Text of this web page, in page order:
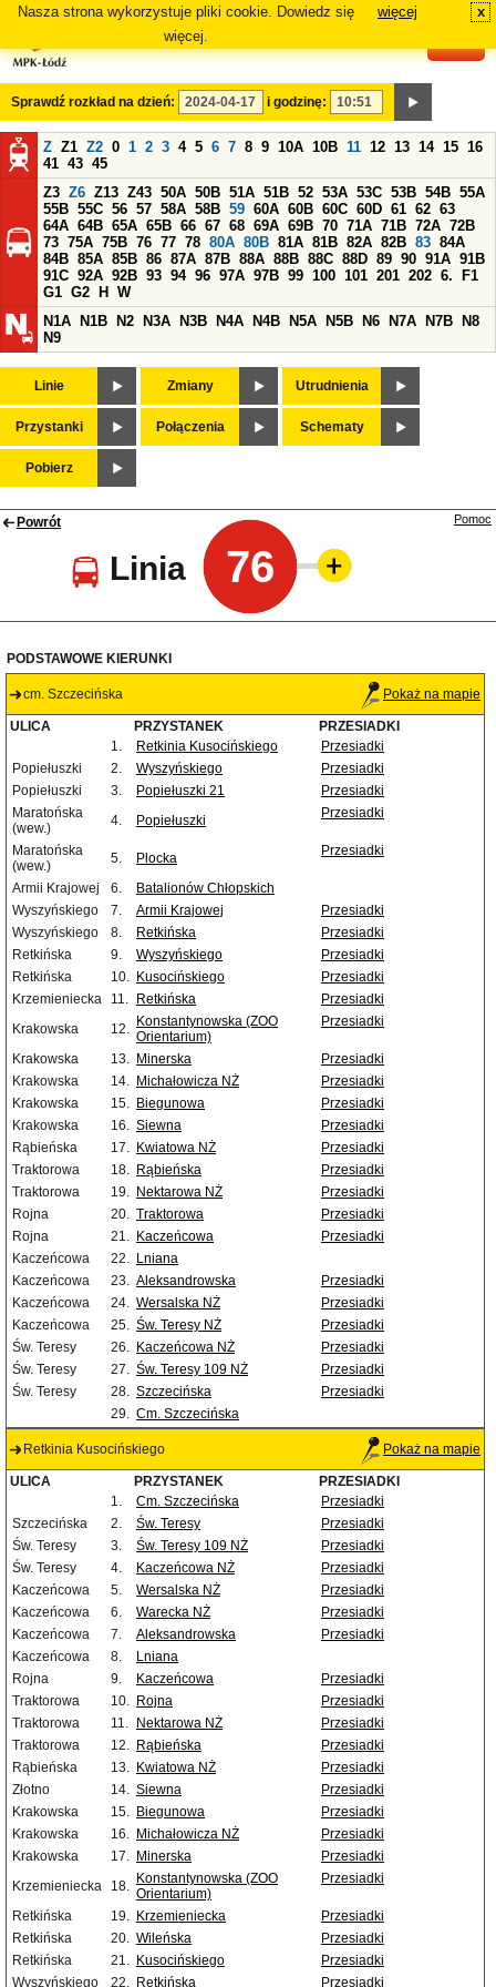
Nasza strona wykorzystuje pliki cookie. Dowiedz się
więcej.
więcej x
Sprawdź rozkład na dzień: i godzinę:
Z Z1 Z2 0 1 2 3 4 5 6 7 8 9 10A 10B 11 12 13 14 15 16
41 43 45
Z3 Z6 Z13 Z43 50A 50B 51A 51B 52 53A 53C 53B 54B 55A
55B 55C 56 57 58A 58B 59 60A 60B 60C 60D 61 62 63
64A 64B 65A 65B 66 67 68 69A 69B 70 71A 71B 72A 72B
73 75A 75B 76 77 78 80A 80B 81A 81B 82A 82B 83 84A
84B 85A 85B 86 87A 87B 88A 88B 88C 88D 89 90 91A 91B
91C 92A 92B 93 94 96 97A 97B 99 100 101 201 202 6.
F1
G1 G2 H
W
N1A
N1B N2 N3A N3B N4A N4B N5A N5B N6 N7A N7B
N8
N9
Linie Zmiany Utrudnienia
Przystanki Połączenia Schematy
Pobierz
Powrót
Linia 76
Pomoc
PODSTAWOWE KIERUNKI
cm. Szczecińska Pokaż na mapie
ULICA PRZYSTANEK
PRZESIADKI
1.
Retkinia Kusocińskiego
Przesiadki
Popiełuszki
2. Wyszyńskiego
Przesiadki
Popiełuszki
3. Popiełuszki 21
Przesiadki
Maratońska
(wew.)
4. Popiełuszki Przesiadki
Maratońska
(wew.)
5. Plocka Przesiadki
Armii Krajowej 6.
Batalionów Chłopskich
Wyszyńskiego
7. Armii Krajowej
Przesiadki
Wyszyńskiego
8. Retkińska
Przesiadki
Retkińska
9. Wyszyńskiego
Przesiadki
Retkińska
10. Kusocińskiego
Przesiadki
Krzemieniecka
11. Retkińska
Przesiadki
Krakowska
12. Konstantynowska (ZOO
Orientarium)
Przesiadki
Krakowska 13. Minerska
Przesiadki
Krakowska
14. Michałowicza NŻ
Przesiadki
Krakowska
15. Biegunowa
Przesiadki
Krakowska
16. Siewna
Przesiadki
Rąbieńska
17. Kwiatowa NŻ
Przesiadki
Traktorowa
18. Rąbieńska
Przesiadki
Traktorowa
19. Nektarowa NŻ
Przesiadki
Rojna
20. Traktorowa
Przesiadki
Rojna
21. Kaczeńcowa
Przesiadki
Kaczeńcowa
22. Lniana
Kaczeńcowa
23. Aleksandrowska
Przesiadki
Kaczeńcowa
24. Wersalska NŻ
Przesiadki
Kaczeńcowa
25. Św. Teresy NŻ
Przesiadki
Św. Teresy
26. Kaczeńcowa NŻ
Przesiadki
Św. Teresy
27. Św. Teresy 109 NŻ
Przesiadki
Św. Teresy
28. Szczecińska
Przesiadki
29. Cm. Szczecińska
Retkinia Kusocińskiego Pokaż na mapie
ULICA PRZYSTANEK
PRZESIADKI
1.
Cm. Szczecińska
Przesiadki
Szczecińska
2. Św. Teresy
Przesiadki
Św. Teresy
3. Św. Teresy 109 NŻ
Przesiadki
Św. Teresy
4. Kaczeńcowa NŻ
Przesiadki
Kaczeńcowa
5. Wersalska NŻ
Przesiadki
Kaczeńcowa
6. Warecka NŻ
Przesiadki
Kaczeńcowa
7. Aleksandrowska
Przesiadki
Kaczeńcowa
8.
Lniana
Rojna
9. Kaczeńcowa
Przesiadki
Traktorowa
10. Rojna
Przesiadki
Traktorowa
11. Nektarowa NŻ
Przesiadki
Traktorowa
12. Rąbieńska
Przesiadki
Rąbieńska
13. Kwiatowa NŻ
Przesiadki
Złotno
14. Siewna
Przesiadki
Krakowska
15. Biegunowa
Przesiadki
Krakowska
16. Michałowicza NŻ
Przesiadki
Krakowska
17. Minerska
Przesiadki
Krzemieniecka
18. Konstantynowska (ZOO
Orientarium)
Przesiadki
Retkińska 19. Krzemieniecka
Przesiadki
Retkińska
20. Wileńska
Przesiadki
Retkińska
21. Kusocińskiego
Przesiadki
Wyszyńskiego
22. Retkińska Przesiadki